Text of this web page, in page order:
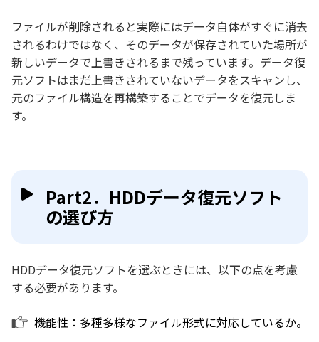
ファイルが削除されると実際にはデータ自体がすぐに消去
されるわけではなく、そのデータが保存されていた場所が
新しいデータで上書きされるまで残っています。データ復
元ソフトはまだ上書きされていないデータをスキャンし、
元のファイル構造を再構築することでデータを復元しま
す。
Part2．HDDデータ復元ソフト
の選び方
HDDデータ復元ソフトを選ぶときには、以下の点を考慮
する必要があります。
機能性：多種多様なファイル形式に対応しているか。